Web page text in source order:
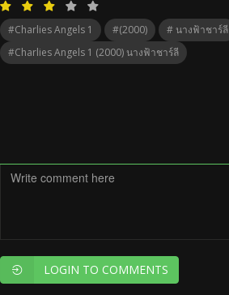
#Charlies Angels 1 #(2000)
# นางฟ้าชาร์ลี
#Charlies Angels 1 (2000) นางฟ้าชาร์ลี
LOGIN TO COMMENTS